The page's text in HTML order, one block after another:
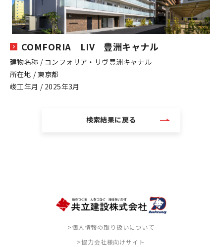
COMFORIA LIV 豊洲キャナル
建物名称 / コンフォリア・リヴ豊洲キャナル
所在地 / 東京都
竣工年月 / 2025年3月
検索結果に戻る
>個人情報の取り扱いについて
>協力会社様向けサイト